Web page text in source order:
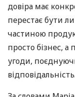
довіра має
перестає бути
частиною
просто бізнес, а
угоди,
відповідальність.